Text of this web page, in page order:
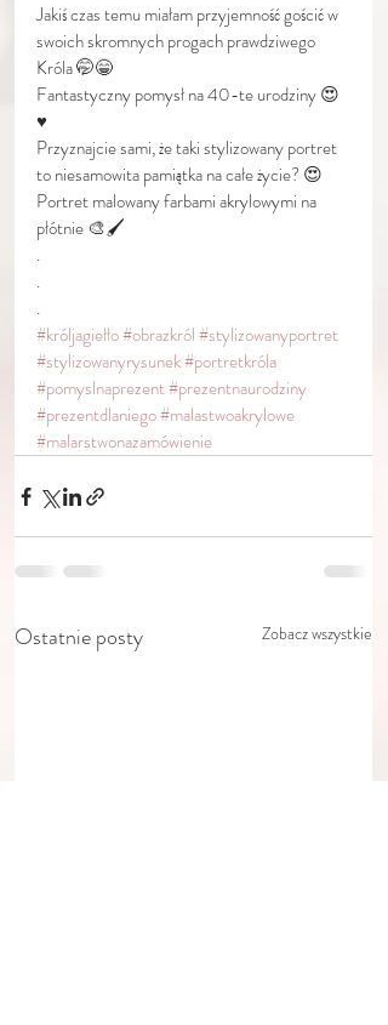
Jakiś czas temu miałam przyjemność gościć w
swoich skromnych progach prawdziwego
Króla 🤭😁
Fantastyczny pomysł na 40-te urodziny 😍
♥️
Przyznajcie sami, że taki stylizowany portret
to niesamowita pamiątka na całe życie? 😍
Portret malowany farbami akrylowymi na
płótnie 🎨🖌
.
.
.
#króljagiełło#obrazkról#stylizowanyportret
#stylizowanyrysunek#portretkróla
#pomyslnaprezent#prezentnaurodziny
#prezentdlaniego#malastwoakrylowe
#malarstwonazamówienie
Ostatnie posty Zobacz wszystkie